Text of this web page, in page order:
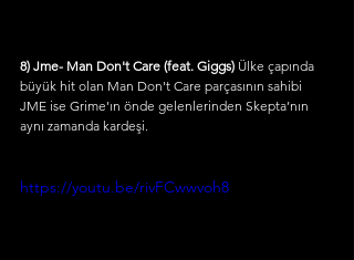
8) Jme- Man Don't Care (feat. Giggs) Ülke çapında
büyük hit olan Man Don't Care parçasının sahibi
JME ise Grime’ın önde gelenlerinden Skepta’nın
aynı zamanda kardeşi.
https://youtu.be/rivFCwwvoh8